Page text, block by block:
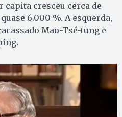
capita cresceu cerca de
6.000 %. A esquerda,
Mao-Tsé-tung e